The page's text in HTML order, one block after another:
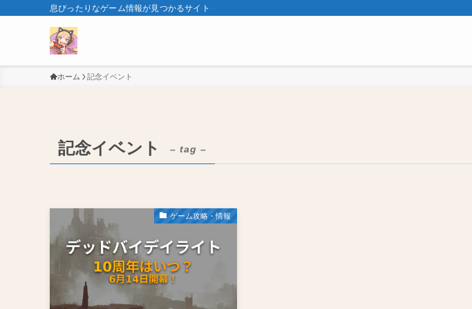
息ぴったりなゲーム情報が見つかるサイト
ホーム 記念イベント
記念イベント – tag –
ゲーム攻略・情報